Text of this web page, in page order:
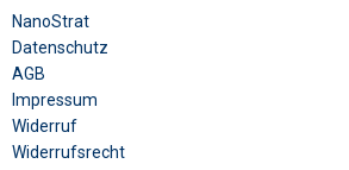
NanoStrat
Datenschutz
AGB
Impressum
Widerruf
Widerrufsrecht